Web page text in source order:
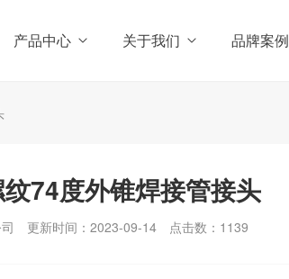
产品中心 关于我们 品牌案例
74度外锥焊接管接头
更新时间：2023-09-14 点击数： 1139